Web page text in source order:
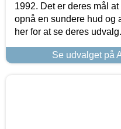
1992. Det er deres mål
opnå en sundere hud
her for at se deres udvalg.
Se udvalget på